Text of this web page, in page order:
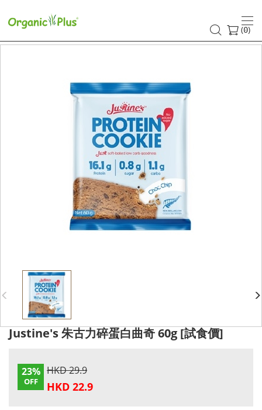
(0)
Justine's 朱古力碎蛋白曲奇 60g [試食價]
23%
OFF
HKD 29.9
HKD 22.9